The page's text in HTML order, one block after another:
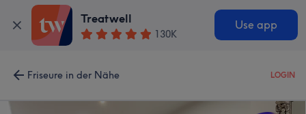
Treatwell
130K
Use app
Friseure in der Nähe LOGIN